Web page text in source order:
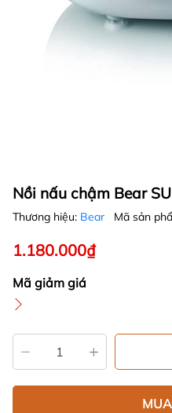
Nồi nấu chậm Bear
Thương hiệu: Bear Mã sản
1.180.000₫
Mã giảm giá